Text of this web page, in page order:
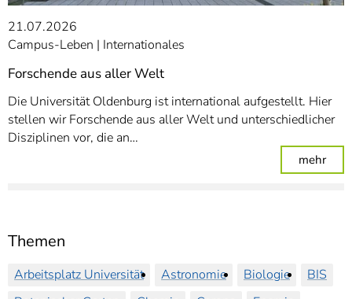
Themen
Arbeitsplatz Universität Astronomie Biologie
BIS
21.07.2026
Campus-Leben
Internationales
Forschende aus aller Welt
Die Universität Oldenburg ist international aufgestellt. Hier
stellen wir Forschende aus aller Welt und unterschiedlicher
Disziplinen vor, die an…
mehr: